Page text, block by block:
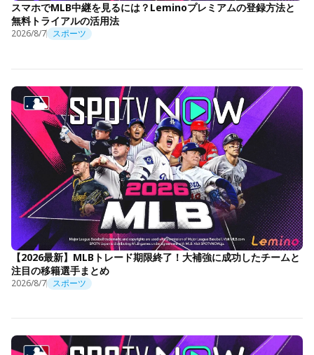
スマホでMLB中継を見るには？Leminoプレミアムの登録方法と
無料トライアルの活用法
2026/8/7 スポーツ
【2026最新】MLBトレード期限終了！大補強に成功したチームと
注目の移籍選手まとめ
2026/8/7 スポーツ